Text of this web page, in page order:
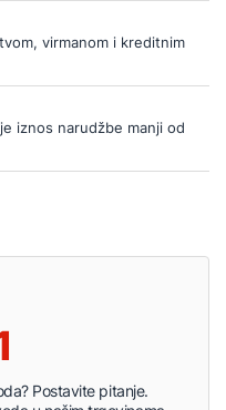
virmanom i kreditnim
iznos narudžbe manji od
Postavite pitanje.